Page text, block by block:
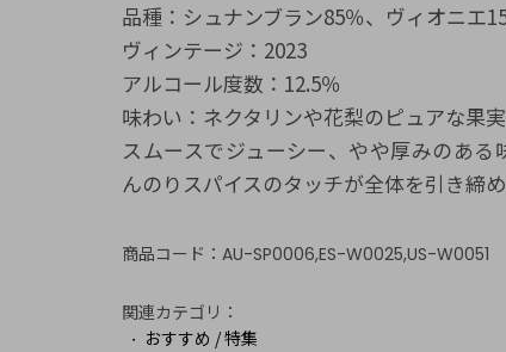
品種：シュナンブラン85％、ヴィオニエ
ヴィンテージ：2023
アルコール度数：12.5％
味わい：ネクタリンや花梨のピュアな果
スムースでジューシー、やや厚みのある
んのりスパイスのタッチが全体を引き締め
商品コード：AU-SP0006,ES-W0025,US-W0051
関連カテゴリ：
おすすめ / 特集